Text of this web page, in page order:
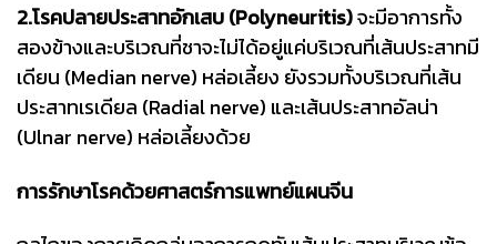
2.โรคปลายประสาทอักเสบ (Polyneuritis)จะมีอาการทั้ง
สองข้างและบริเวณที่ชาจะไม่ได้อยู่แค่บริเวณที่เส้นประสาทมี
เดียน (Median nerve) หล่อเลี้ยง ยังรวมทั้งบริเวณที่เส้น
ประสาทเรเดียล (Radial nerve) และเส้นประสาทอัลน่า
(Ulnar nerve) หล่อเลี้ยงด้วย
การรักษาโรคด้วยศาสตร์การแพทย์แผนจีน